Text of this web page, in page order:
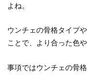
よね。
ウンチェの骨格タイプ
ことで、より合った色
事項ではウンチェの骨